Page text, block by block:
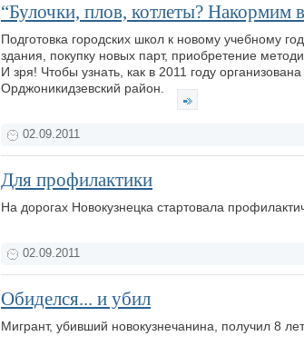
“Булочки, плов, котлеты? Накормим
Подготовка городских школ к новому учебному
здания, покупку новых парт, приобретение
И зря! Чтобы узнать, как в 2011 году
Орджоникидзевский район.
02.09.2011
Для профилактики
На дорогах Новокузнецка стартовала
02.09.2011
Обиделся... и убил
Мигрант, убивший новокузнечанина, получил 8